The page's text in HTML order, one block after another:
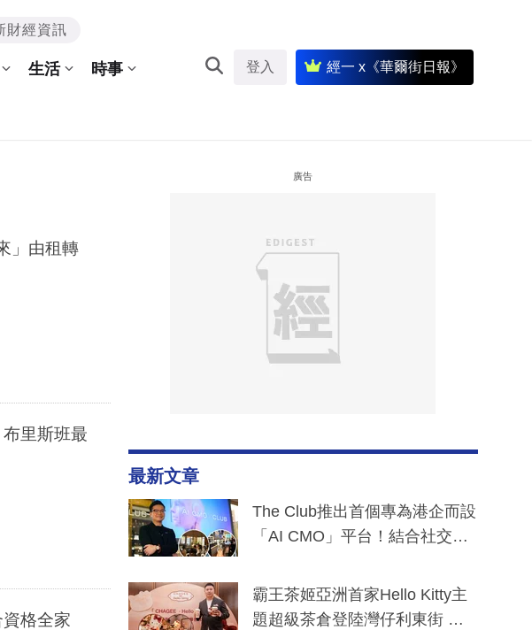
財經資訊
生活 時事 登入 經一 x《華爾街日報》
」由租轉
里斯班最
格全家
廣告
最新文章
The Club推出首個專為港企而設
「AI CMO」平台！結合社交聆
分鐘生成「貼地」宣傳短片
霸王茶姬亞洲首家Hello Kitty主
題超級茶倉登陸灣仔利東街 推